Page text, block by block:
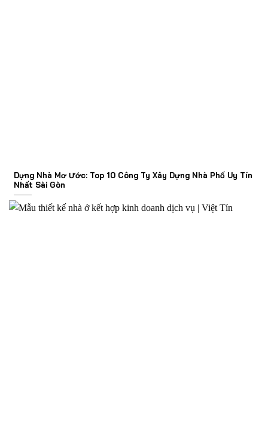
Dựng Nhà Mơ Ước: Top 10 Công Ty Xây Dựng Nhà Phố Uy Tín
Nhất Sài Gòn